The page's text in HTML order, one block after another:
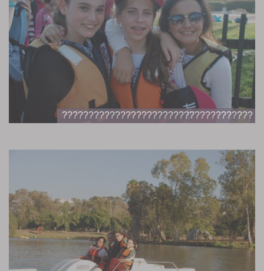
????????????????????????????????????